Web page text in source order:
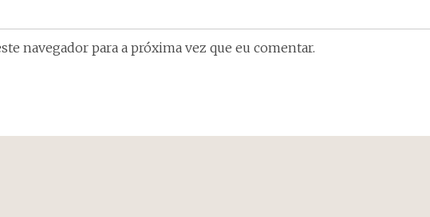
navegador para a próxima vez que eu comentar.